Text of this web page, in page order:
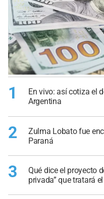
1
En vivo: así cotiza el
Argentina
2
Zulma Lobato fue
Paraná
3
Qué dice el proyecto
privada” que tratará